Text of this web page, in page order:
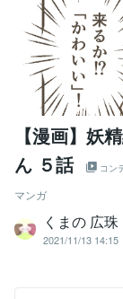
【漫画】妖
ん ５話
コン
マンガ
くまの 広珠
2021/11/13 14:15